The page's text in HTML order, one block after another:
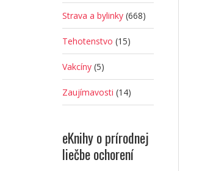
Strava a bylinky (668)
Tehotenstvo (15)
Vakcíny (5)
Zaujímavosti (14)
eKnihy o prírodnej
liečbe ochorení